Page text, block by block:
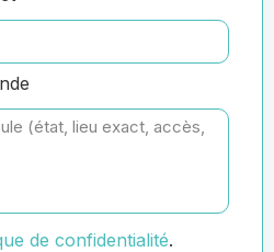
de confidentialité.